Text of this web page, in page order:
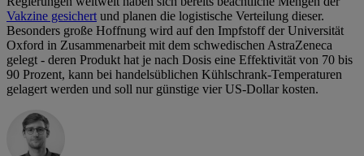
Vakzine gesichertund planen die logistische Verteilung dieser.
Besonders große Hoffnung wird auf den Impfstoff der Universität
Oxford in Zusammenarbeit mit dem schwedischen AstraZeneca
gelegt - deren Produkt hat je nach Dosis eine Effektivität von 70 bis
90 Prozent, kann bei handelsüblichen Kühlschrank-Temperaturen
gelagert werden und soll nur günstige vier US-Dollar kosten.